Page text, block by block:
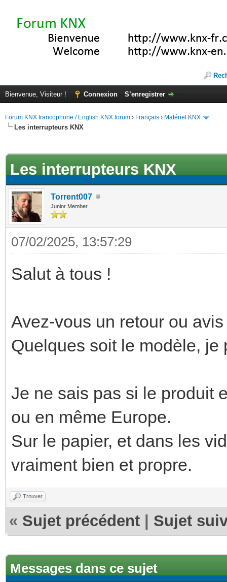
Bienvenue, Visiteur ! Connexion S’enregistrer
Forum KNX francophone / English KNX forum › Français › Matériel KNX
Les interrupteurs KNX
Les interrupteurs KNX
Torrent007
Junior Member
07/02/2025, 13:57:29
Salut à tous !
Avez-vous un retour ou
Quelques soit le modèle,
Je ne sais pas si le produit
ou en même Europe.
Sur le papier, et dans les
vraiment bien et propre.
Trouver
« Sujet précédent Sujet
Messages dans ce sujet